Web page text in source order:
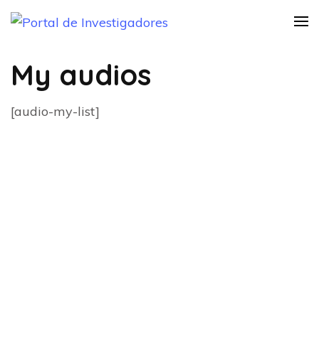
Saltar
(presiona
tecla
My audios
[audio-my-list]